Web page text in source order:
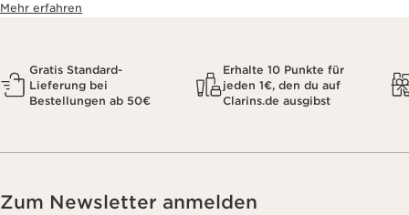
Mehr erfahren
Gratis Standard-
Lieferung bei
Bestellungen ab 50€
Erhalte 10 Punkte für
jeden 1€, den du auf
Clarins.de ausgibst
Zum Newsletter anmelden